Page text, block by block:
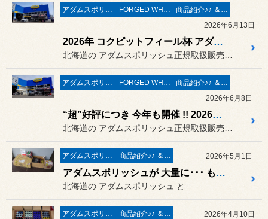
アダムスポリッシュ FORGED WHEELS
商品紹介♪♪ ＆ ”フィール”からのお知らせ。
2026年6月13日
2026年 コクピットフィール杯 アダムスポリッシュ ＆ BBS ＆ ラガーコーポレーション イベント 絶賛開催中です ❤ 2026年6月13日（土）＆ 6月14日（日）
アダムスポリッシュ FORGED WHEELS
商品紹介♪♪ ＆ ”フィール”からのお知らせ。
2026年6月8日
“超”好評につき 今年も開催 !! 2026年 コクピットフィール杯 アダムスポリッシュ ＆ BBS ＆ ラガーコーポレーション イベント 開催いたします❤ 2026年6月13日（土）＆ 6月14日（日）
アダムスポリッシュ 商品紹介♪♪ ＆ ”フィール”からのお知らせ。 2026年5月1日
アダムスポリッシュが 大量に･･･ もとい、「引くほど大量に」入荷しました
北海道の アダムスポリッシュ と
アダムスポリッシュ 商品紹介♪♪ ＆ ”フィール”からのお知らせ。 2026年4月10日